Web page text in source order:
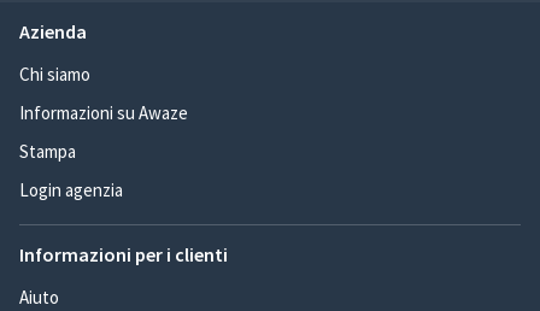
Azienda
Chi siamo
Informazioni su Awaze
Stampa
Login agenzia
Informazioni per i clienti
Aiuto